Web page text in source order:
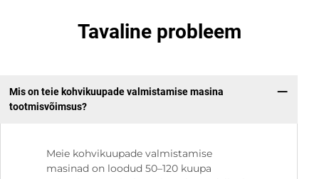
Tavaline probleem
Mis on teie kohvikuupade valmistamise masina
tootmisvõimsus?
Meie kohvikuupade valmistamise
masinad on loodud 50–120 kuupa